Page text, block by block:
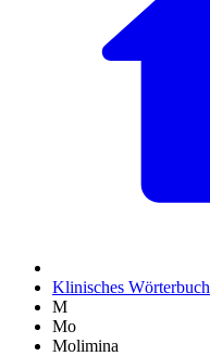
Klinisches Wörterbuch
M
Mo
Molimina